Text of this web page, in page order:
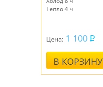
Тепло 4 ч
Цена: 1 100
В КОРЗИНУ